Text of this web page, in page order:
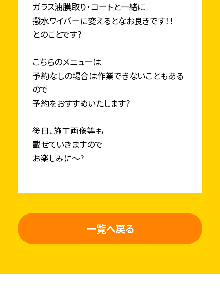
ガラス油膜取り・コートと一緒に
撥水ワイパーに変えるとなお良きです！！
とのことです?
こちらのメニューは
予約なしの場合は作業できないこともある
ので
予約をおすすめいたします?
後日、施工画像等も
載せていきますので
お楽しみに～?
一覧へ戻る